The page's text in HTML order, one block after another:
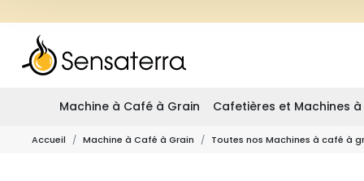
Machine à Café à Grain Cafetières et Machines
Accueil Machine à Café à Grain Toutes nos Machines à café à